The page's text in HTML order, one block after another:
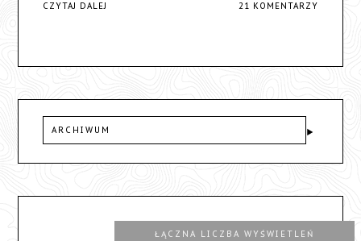
CZYTAJ DALEJ 21 KOMENTARZY
ARCHIWUM
ŁĄCZNA LICZBA WYŚWIETLEŃ